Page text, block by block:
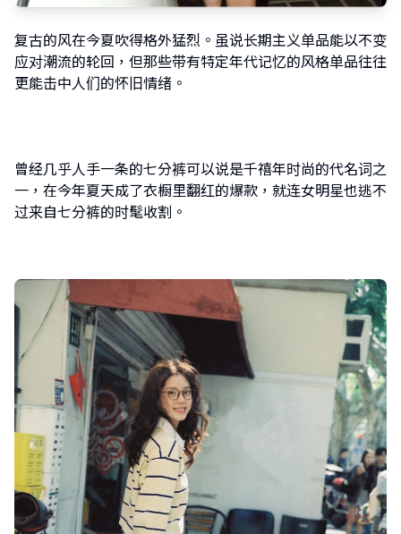
复古的风在今夏吹得格外猛烈。虽说长期主义单品能以不变
应对潮流的轮回，但那些带有特定年代记忆的风格单品往往
更能击中人们的怀旧情绪。
曾经几乎人手一条的七分裤可以说是千禧年时尚的代名词之
一，在今年夏天成了衣橱里翻红的爆款，就连女明星也逃不
过来自七分裤的时髦收割。